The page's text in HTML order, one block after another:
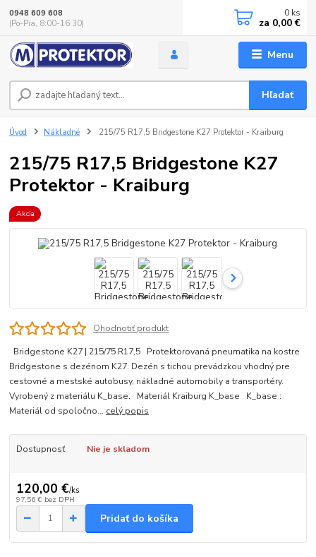
Menu
Hľadať
0948 609 608
(Po-Pia, 8:00-16:30)
0 ks
za 0,00 €
Úvod Nákladné 215/75 R17,5 Bridgestone K27 Protektor - Kraiburg
215/75 R17,5 Bridgestone K27
Protektor - Kraiburg
Akcia
Ohodnotiť produkt
Bridgestone K27 | 215/75 R17,5 Protektorovaná pneumatika na kostre
Bridgestone s dezénom K27. Dezén s tichou prevádzkou vhodný pre
cestovné a mestské autobusy, nákladné automobily a transportéry.
Vyrobený z materiálu K_base. Materiál Kraiburg K_base K_base :
Materiál od spoločno... celý popis
Dostupnosť Nie je skladom
120,00 €/ks
97,56 € bez DPH
Pridať do košíka